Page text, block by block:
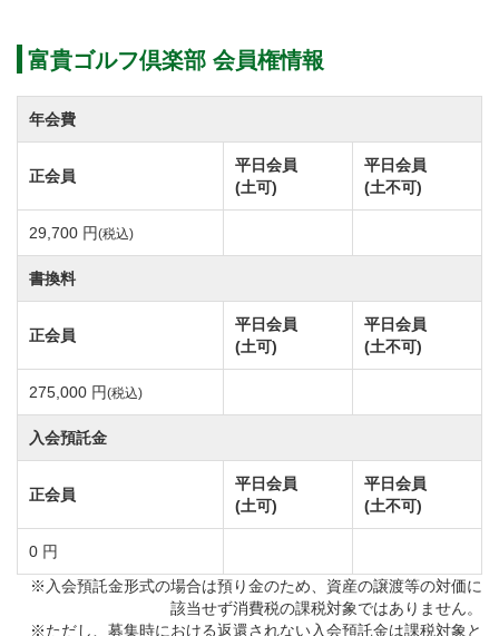
コースデザインはアメリカンスタイルを基に和のテイ
ストが加わっており、景観の美しさも魅力です。
クラブハウスやショップ、レストランなど施設も充実
しています。
この機会にぜひどうぞ！
2019年4月1日より2020年3月31日まで、名義書換料預
託金充当プランを実施しています。
2018年度より税込の名義変更料に預託金の全部もしく
は一部を充当可能になりました。
引かれた新証券が入会者に発行されます。
（売り手様の証券額面によって預託金充当可能な金額
が変わりますのでご注意下さい）
名義書換料（税別） 正会員 ￥250,000
年会費を下記のとおり改定します。
①実施：令和8年1月1日より
富貴ゴルフ倶楽部 会員権情報
年会費
正会員
平日会員
(土可)
平日会員
(土不可)
29,700 円(税込)
書換料
正会員
平日会員
(土可)
平日会員
(土不可)
275,000 円(税込)
入会預託金
正会員
平日会員
(土可)
平日会員
(土不可)
0 円
※入会預託金形式の場合は預り金のため、資産の譲渡等の対価に
該当せず消費税の課税対象ではありません。
※ただし、募集時における返還されない入会預託金は課税対象と